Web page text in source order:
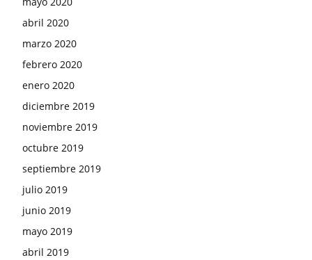
abril 2020
marzo 2020
febrero 2020
enero 2020
diciembre 2019
noviembre 2019
octubre 2019
septiembre 2019
julio 2019
junio 2019
mayo 2019
abril 2019